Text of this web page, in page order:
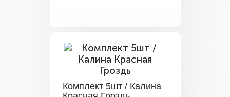
Комплект 5шт / Калина